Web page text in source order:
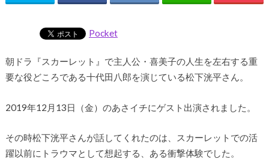
Pocket
朝ドラ『スカーレット』で主人公・喜美子の人生を左右する重
要な役どころである十代田八郎を演じている松下洸平さん。
2019年12月13日（金）のあさイチにゲスト出演されました。
その時松下洸平さんが話してくれたのは、スカーレットでの活
躍以前にトラウマとして想起する、ある衝撃体験でした。